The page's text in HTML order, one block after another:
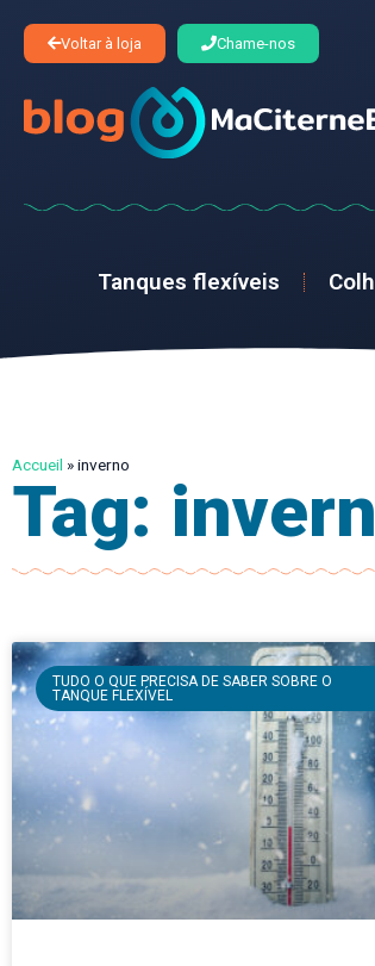
Voltar à loja Chame-nos
Tanques flexíveis
Accueil »inverno
Tag:
TUDO O QUE PRECISA DE SABER SOBRE O
TANQUE FLEXÍVEL